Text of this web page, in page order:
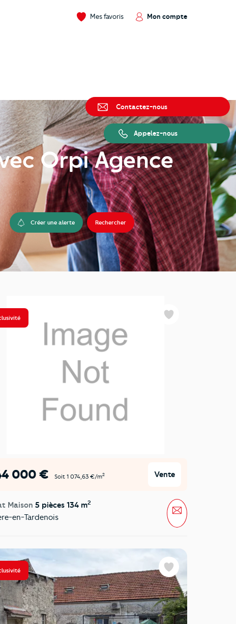
Mes favoris Mon compte
Orpi Agence
Créer une alerte Rechercher
000 € Soit 1 074,63 €/m2 Vente
Maison 5 pièces 134 m2
en-Tardenois
Favoris
Message
Favoris
Contactez-nous
Appelez-nous